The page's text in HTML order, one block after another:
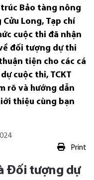
Bảo tàng nông
Long, Tạp chí
cuộc thi đã nhận
đối tượng dự thi
tiện cho các cá
cuộc thi, TCKT
rõ và hướng dẫn
thiệu cùng bạn
Print
Đối tượng dự